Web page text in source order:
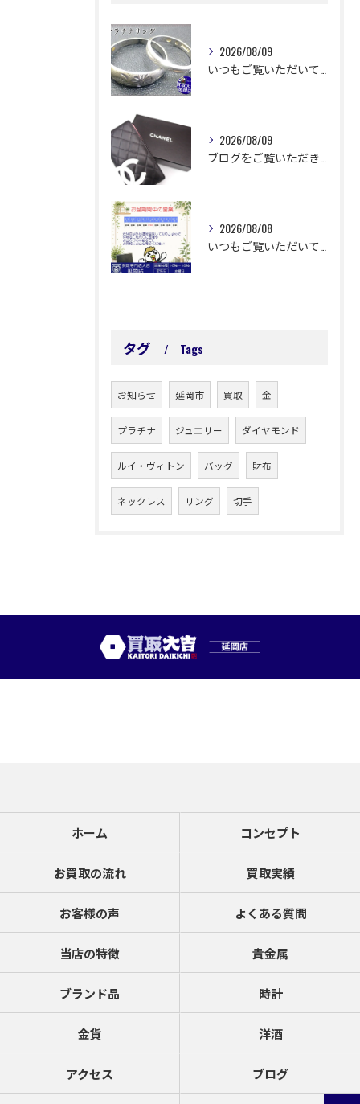
2026/08/09
2026/08/09
2026/08/08
タグ Tags
お知らせ 延岡市 買取 金
プラチナ ジュエリー ダイヤモンド
ルイ・ヴィトン バッグ 財布
ネックレス リング 切手
ホーム コンセプト
お買取の流れ 買取実績
お客様の声 よくある質問
当店の特徴 貴金属
ブランド品 時計
金貨 洋酒
アクセス ブログ